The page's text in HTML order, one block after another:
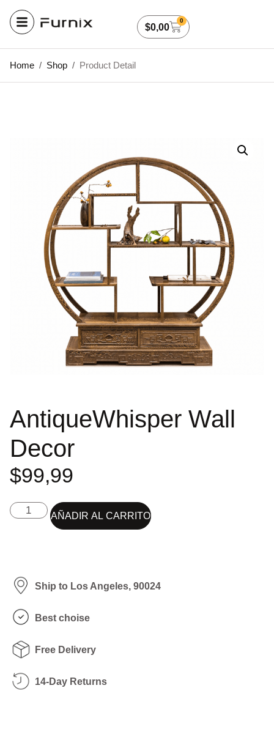
$0,00
0
Home / Shop / Product Detail
AntiqueWhisper Wall
Decor
$99,99
AÑADIR AL CARRITO
Ship to Los Angeles, 90024
Best choise
Free Delivery
14-Day Returns